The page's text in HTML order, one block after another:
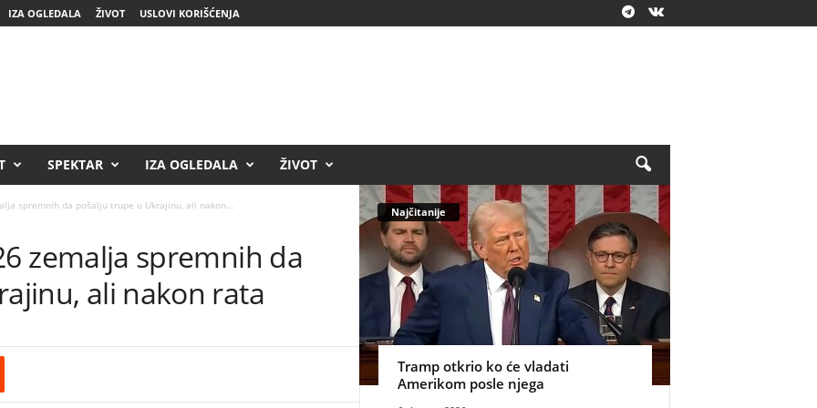
IZA OGLEDALA ŽIVOT USLOVI KORIŠĆENJA
SPEKTAR IZA OGLEDALA ŽIVOT
spremnih da pošalju trupe u Ukrajinu, ali nakon...
zemalja spremnih da
ali nakon rata
Najčitanije
Tramp otkrio ko će vladati
Amerikom posle njega